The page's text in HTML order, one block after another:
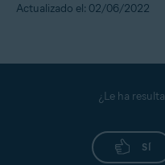
Actualizado el: 02/06/2022
¿Le ha
SÍ